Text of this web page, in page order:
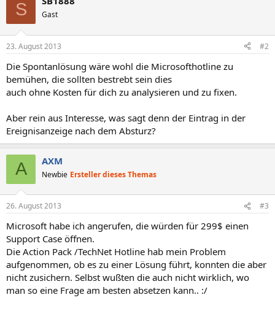
S Gast
23. August 2013 #2
Die Spontanlösung wäre wohl die Microsofthotline zu
bemühen, die sollten bestrebt sein dies
auch ohne Kosten für dich zu analysieren und zu fixen.
Aber rein aus Interesse, was sagt denn der Eintrag in der
Ereignisanzeige nach dem Absturz?
A AXM
Newbie Ersteller dieses Themas
26. August 2013 #3
Microsoft habe ich angerufen, die würden für 299$ einen
Support Case öffnen.
Die Action Pack /TechNet Hotline hab mein Problem
aufgenommen, ob es zu einer Lösung führt, konnten die aber
nicht zusichern. Selbst wußten die auch nicht wirklich, wo
man so eine Frage am besten absetzen kann.. :/